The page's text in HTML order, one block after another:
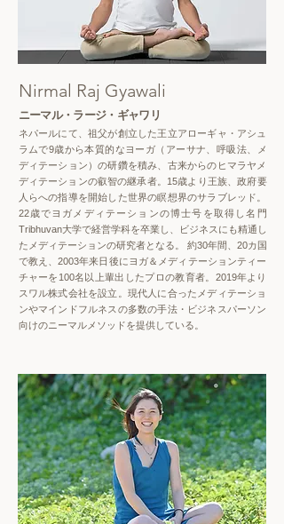
Nirmal Raj Gyawali
ニーマル・ラージ・ギャワリ
ネパールにて、祖父が創立した王立アローギャ・アシュ
ラムで9歳から本質的なヨーガ（アーサナ、呼吸法、メ
ディテーション）の研鑽を積み、古来からのヒマラヤメ
ディテーションの叡智の継承者。15歳より王族、政府要
人らへの指導を開始した世界の瞑想界のサラブレッド。
22歳でヨガメディテーションの博士号を取得し名門
Tribhuvan大学で経営学科を卒業し、ビジネスにも精通し
たメディテーションの研究者となる。 約30年間、20カ国
で教え、2003年来日後にヨガ＆メディテーションティー
チャーを100名以上輩出したプロの教育者。2019年より
スワル株式会社を設立。現代人に合ったメディテーショ
ンやマインドフルネスの多数の手法・ビジネスパーソン
向けのニーマルメソッドを提供している。